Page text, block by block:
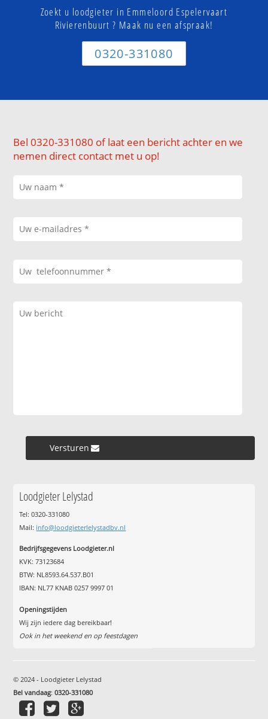
Zoekt u loodgieter in Emmeloord Espelervaart
Rivierenbuurt ? Maak nu een afspraak!
0320-331080
Bel 0320-331080 of laat een bericht achter en we
nemen direct contact met u op!
Versturen »
Loodgieter Lelystad
Tel: 0320-331080
Mail: info@loodgieterlelystadbv.nl
Bedrijfsgegevens Loodgieter.nl
KVK: 73123684
BTW: NL8593.64.537.B01
IBAN: NL77 KNAB 0257 9997 01
Openingstijden
Wij zijn iedere dag bereikbaar!
Ook in het weekend en op feestdagen
© 2024 - Loodgieter Lelystad
Bel vandaag:0320-331080